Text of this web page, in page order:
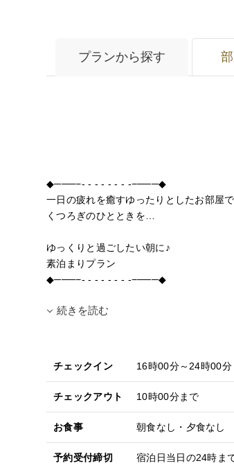
プランから探す
◆───−- - - - - - - -−───◆
一日の疲れを癒すゆったりとしたお部屋で
くつろぎのひとときを…
ゆっくりと過ごしたい朝に♪
素泊まりプラン
◆───−- - - - - - - -−───◆
続きを読む
チェックイン 16時00分～24時00分
チェックアウト 10時00分まで
お食事 朝食なし・夕食なし
予約受付締切 宿泊日当日の24時ま